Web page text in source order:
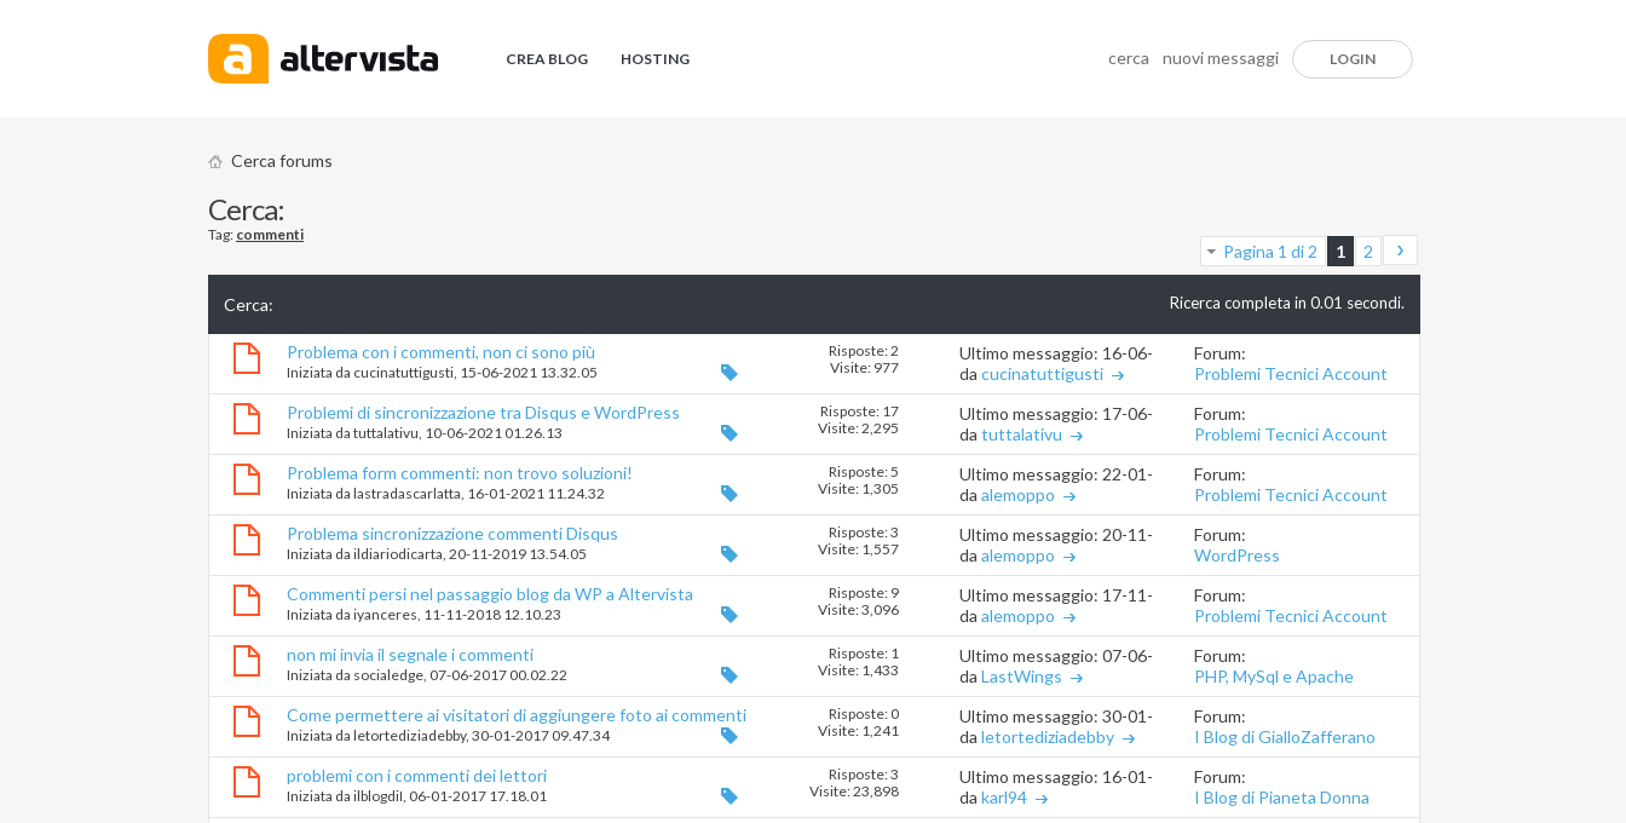
CREA BLOG HOSTING cerca nuovi messaggi LOGIN
Cerca forums
Cerca:
Tag: commenti
Pagina 1 di 2 1 2
Cerca: Ricerca completa in 0.01 secondi.
Problema con i commenti, non ci sono più
Iniziata da cucinatuttigusti ‎, 15-06-2021 13.32.05
Risposte: 2
Visite: 977
Ultimo messaggio: 16-06-202101.33.33
da cucinatuttigusti
Forum:
Problemi Tecnici Account
Problemi di sincronizzazione tra Disqus e WordPress
Iniziata da tuttalativu ‎, 10-06-2021 01.26.13
Risposte: 17
Visite: 2,295
Ultimo messaggio: 17-06-202118.25.46
da tuttalativu
Forum:
Problemi Tecnici Account
Problema form commenti: non trovo soluzioni!
Iniziata da lastradascarlatta ‎, 16-01-2021 11.24.32
Risposte: 5
Visite: 1,305
Ultimo messaggio: 22-01-202118.25.52
da alemoppo
Forum:
Problemi Tecnici Account
Problema sincronizzazione commenti Disqus
Iniziata da ildiariodicarta ‎, 20-11-2019 13.54.05
Risposte: 3
Visite: 1,557
Ultimo messaggio: 20-11-201920.41.46
da alemoppo
Forum:
WordPress
Commenti persi nel passaggio blog da WP a Altervista
Iniziata da iyanceres ‎, 11-11-2018 12.10.23
Risposte: 9
Visite: 3,096
Ultimo messaggio: 17-11-201820.10.50
da alemoppo
Forum:
Problemi Tecnici Account
non mi invia il segnale i commenti
Iniziata da socialedge ‎, 07-06-2017 00.02.22
Risposte: 1
Visite: 1,433
Ultimo messaggio: 07-06-201703.43.50
da LastWings
Forum:
PHP, MySql e Apache
(.htaccess)
Come permettere ai visitatori di aggiungere foto ai commenti
Iniziata da letortediziadebby‎, 30-01-2017 09.47.34
Risposte: 0
Visite: 1,241
Ultimo messaggio: 30-01-201709.47.34
da letortediziadebby
Forum:
I Blog di GialloZafferano
problemi con i commenti dei lettori
Iniziata da ilblogdiI ‎, 06-01-2017 17.18.01
Risposte: 3
Visite: 23,898
Ultimo messaggio: 16-01-201719.07.46
da karl94
Forum:
I Blog di Pianeta Donna